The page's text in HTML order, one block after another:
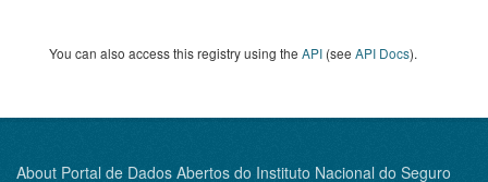
You can also access this registry using the API (see API Docs).
About Portal de Dados Abertos do Instituto Nacional do Seguro